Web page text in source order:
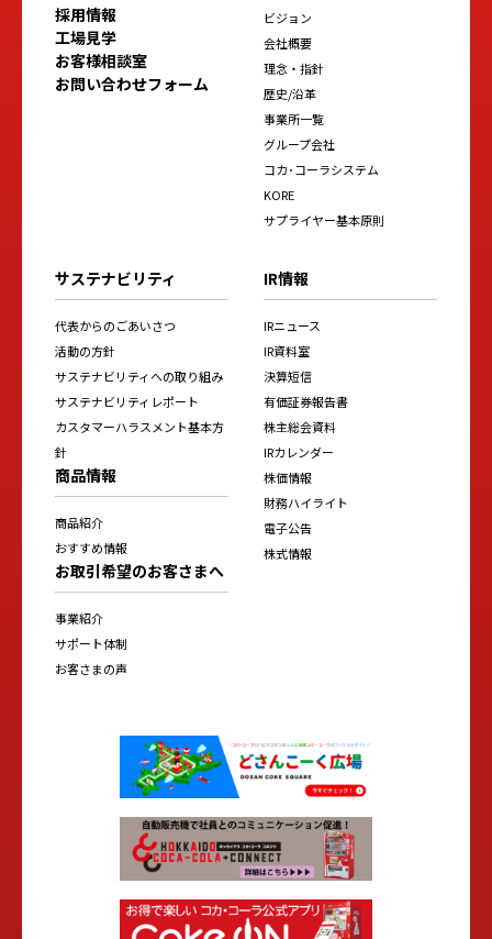
採用情報
工場見学
お客様相談室
お問い合わせフォーム
ビジョン
会社概要
理念・指針
歴史/沿革
事業所一覧
グループ会社
コカ･コーラシステム
KORE
サプライヤー基本原則
サステナビリティ
代表からのごあいさつ
活動の方針
サステナビリティへの取り組み
サステナビリティレポート
カスタマーハラスメント基本方
針
商品情報
商品紹介
おすすめ情報
お取引希望のお客さまへ
事業紹介
サポート体制
お客さまの声
IR情報
IRニュース
IR資料室
決算短信
有価証券報告書
株主総会資料
IRカレンダー
株価情報
財務ハイライト
電子公告
株式情報